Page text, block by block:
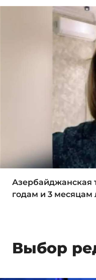
Азербайджанская
годам и 3
Выбор